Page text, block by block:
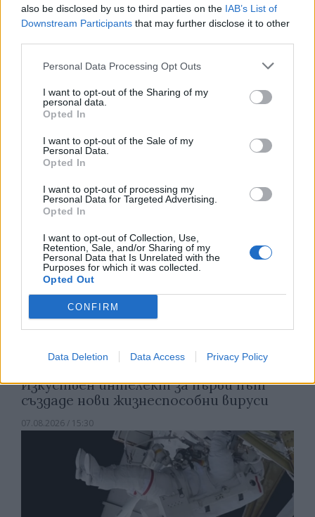
also be disclosed by us to third parties on the IAB’s List of
Downstream Participants that may further disclose it to other
Personal Data Processing Opt Outs
I want to opt-out of the Sharing of my
personal data.
Opted In
I want to opt-out of the Sale of my
Personal Data.
Opted In
I want to opt-out of processing my
Personal Data for Targeted Advertising.
Opted In
I want to opt-out of Collection, Use,
Retention, Sale, and/or Sharing of my
Personal Data that Is Unrelated with the
Purposes for which it was collected.
Opted Out
CONFIRM
Data Deletion Data Access Privacy Policy
Древен храм на почти 900 години
Полша
07.08.2026 / 16:00
Изкуствен интелект за първи път
създаде нови жизнеспособни вируси
07.08.2026 / 15:30